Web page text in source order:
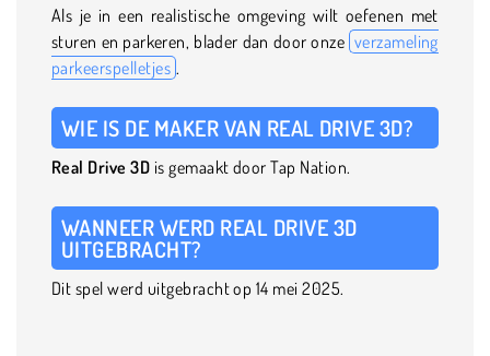
Als je in een realistische omgeving wilt oefenen met
sturen en parkeren, blader dan door onze verzameling
parkeerspelletjes .
WIE IS DE MAKER VAN REAL DRIVE 3D?
Real Drive 3D is gemaakt door Tap Nation.
WANNEER WERD REAL DRIVE 3D
UITGEBRACHT?
Dit spel werd uitgebracht op 14 mei 2025.